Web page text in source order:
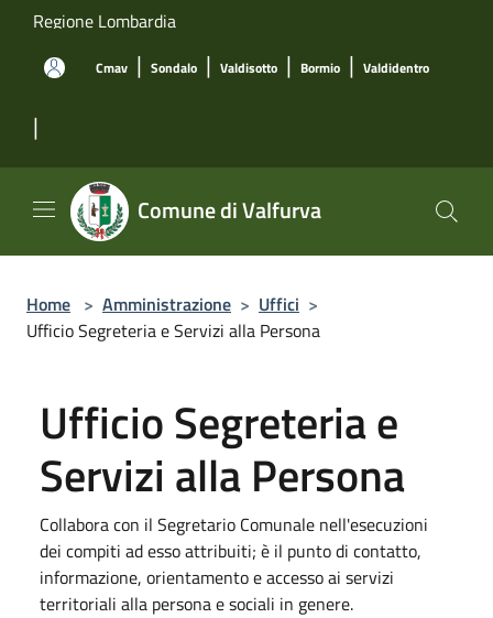
Salta al contenuto principale
Regione Lombardia
Cmav | Sondalo | Valdisotto | Bormio | Valdidentro
|
Comune di Valfurva
Home > Amministrazione > Uffici >
Ufficio Segreteria e Servizi alla Persona
Ufficio Segreteria e
Servizi alla Persona
Collabora con il Segretario Comunale nell'esecuzioni
dei compiti ad esso attribuiti; è il punto di contatto,
informazione, orientamento e accesso ai servizi
territoriali alla persona e sociali in genere.